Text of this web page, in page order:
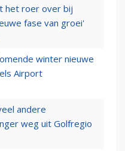
het roer over bij
fase van groei'
winter nieuwe
Airport
andere
weg uit Golfregio